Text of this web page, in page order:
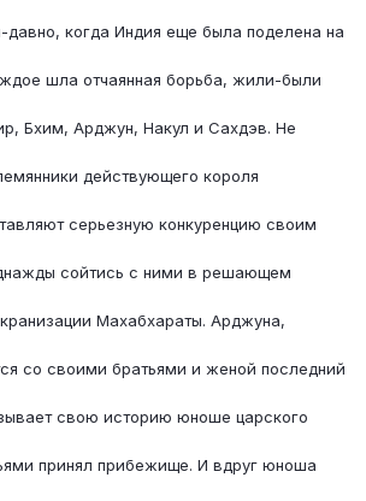
когда Индия еще была поделена на
шла отчаянная борьба, жили-были
Бхим, Арджун, Накул и Сахдэв. Не
действующего короля
серьезную конкуренцию своим
сойтись с ними в решающем
Махабхараты. Арджуна,
со своими братьями и женой последний
свою историю юноше царского
принял прибежище. И вдруг юноша